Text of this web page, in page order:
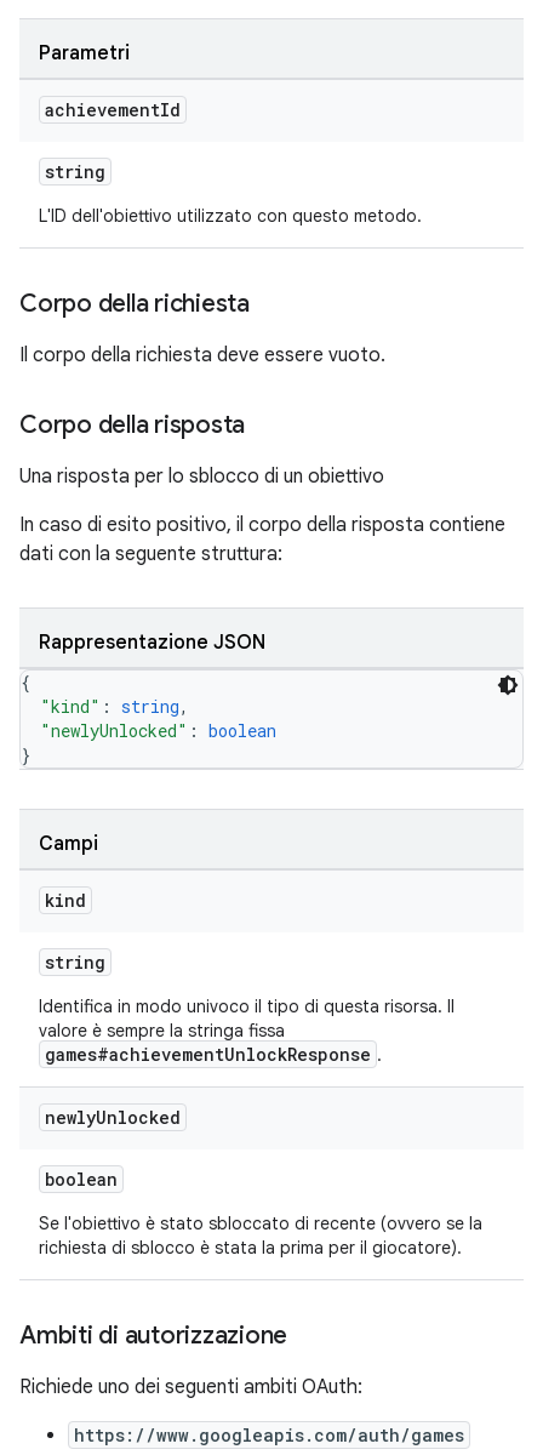
Parametri
achievementId
string
L'ID dell'obiettivo utilizzato con questo metodo.
Corpo della richiesta
Il corpo della richiesta deve essere vuoto.
Corpo della risposta
Una risposta per lo sblocco di un obiettivo
In caso di esito positivo, il corpo della risposta contiene
dati con la seguente struttura:
Rappresentazione JSON
{
"kind" : string,
"newlyUnlocked" : boolean
}
Campi
kind
string
Identifica in modo univoco il tipo di questa risorsa. Il
valore è sempre la stringa fissa
games#achievementUnlockResponse .
newlyUnlocked
boolean
Se l'obiettivo è stato sbloccato di recente (ovvero se la
richiesta di sblocco è stata la prima per il giocatore).
Ambiti di autorizzazione
Richiede uno dei seguenti ambiti OAuth:
https://www.googleapis.com/auth/games